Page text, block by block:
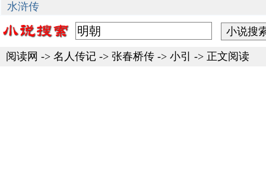
水浒传
阅读网 -> 名人传记 -> 张春桥传 -> 小引 -> 正文阅读